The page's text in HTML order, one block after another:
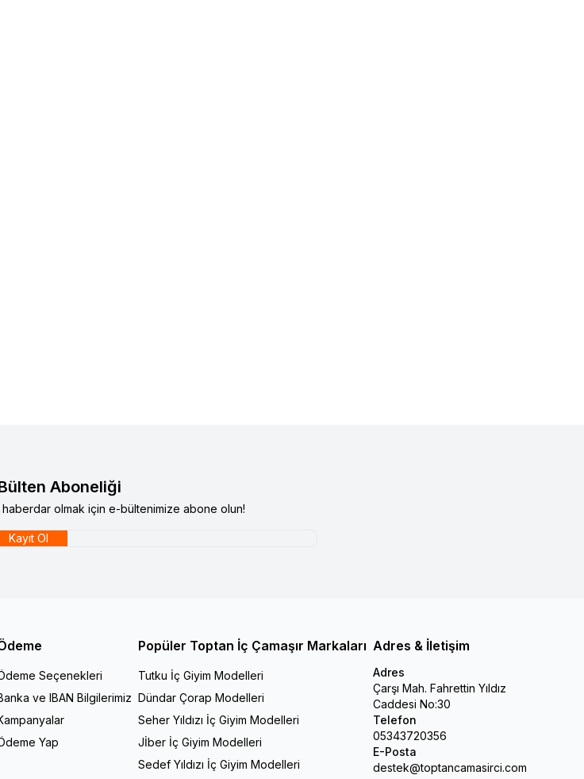
Aboneliği
olmak için e-bültenimize abone olun!
Kayıt Ol
Seçenekleri
ve IBAN Bilgilerimiz
Yap
Popüler Toptan İç Çamaşır Markaları
Tutku İç Giyim Modelleri
Dündar Çorap Modelleri
Seher Yıldızı İç Giyim Modelleri
Jİber İç Giyim Modelleri
Sedef Yıldızı İç Giyim Modelleri
Adres & İletişim
Adres
Çarşı Mah. Fahrettin Yıldız
Caddesi No:30
Telefon
05343720356
E-Posta
destek@toptancamasirci.com